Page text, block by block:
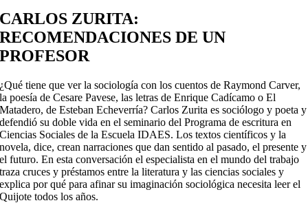
CARLOS ZURITA:
RECOMENDACIONES DE UN
PROFESOR
¿Qué tiene que ver la sociología con los cuentos de Raymond Carver,
la poesía de Cesare Pavese, las letras de Enrique Cadícamo o El
Matadero, de Esteban Echeverría? Carlos Zurita es sociólogo y poeta y
defendió su doble vida en el seminario del Programa de escritura en
Ciencias Sociales de la Escuela IDAES. Los textos científicos y la
novela, dice, crean narraciones que dan sentido al pasado, el presente y
el futuro. En esta conversación el especialista en el mundo del trabajo
traza cruces y préstamos entre la literatura y las ciencias sociales y
explica por qué para afinar su imaginación sociológica necesita leer el
Quijote todos los años.